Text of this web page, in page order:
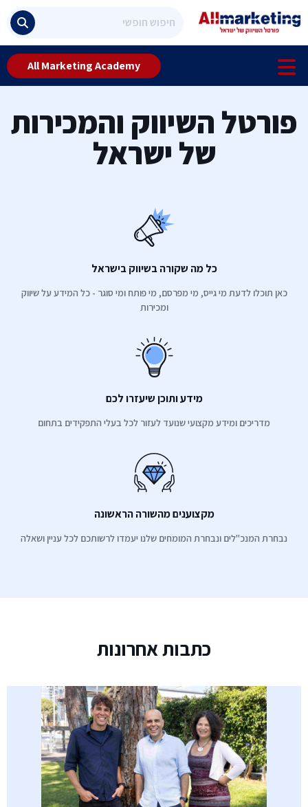
All Marketing Academy
פורטל השיווק והמכירות
של ישראל
כל מה שקורה בשיווק בישראל
כאן תוכלו לדעת מי גייס, מי מפרסם, מי פותח ומי סוגר - כל המידע על שיווק
ומכירות
מידע ותוכן שיעזרו לכם
מדריכים ומידע מקצועי שנועד לעזור לכל בעלי התפקידים בתחום
מקצוענים מהשורה הראשונה
נבחרת המנכ"לים ונבחרת המומחים שלנו יעמדו לרשותכם לכל עניין ושאלה
כתבות אחרונות